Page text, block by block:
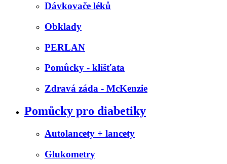
Dávkovače léků
Obklady
PERLAN
Pomůcky - klíšťata
Zdravá záda - McKenzie
Pomůcky pro diabetiky
Autolancety + lancety
Glukometry